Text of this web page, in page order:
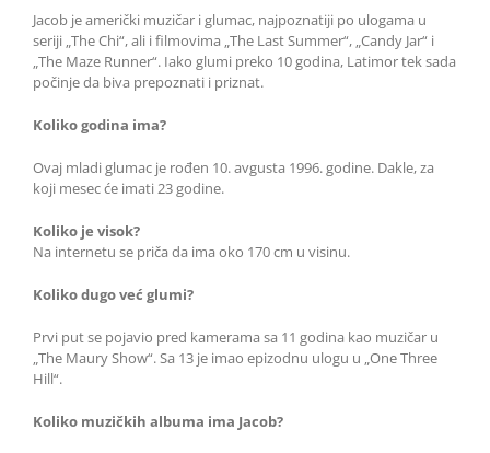
Jacob je američki muzičar i glumac, najpoznatiji po ulogama u
seriji „The Chi“, ali i filmovima „The Last Summer“, „Candy Jar“ i
„The Maze Runner“. Iako glumi preko 10 godina, Latimor tek sada
počinje da biva prepoznati i priznat.
Koliko godina ima?
Ovaj mladi glumac je rođen 10. avgusta 1996. godine. Dakle, za
koji mesec će imati 23 godine.
Koliko je visok?
Na internetu se priča da ima oko 170 cm u visinu.
Koliko dugo već glumi?
Prvi put se pojavio pred kamerama sa 11 godina kao muzičar u
„The Maury Show“. Sa 13 je imao epizodnu ulogu u „One Three
Hill“.
Koliko muzičkih albuma ima Jacob?